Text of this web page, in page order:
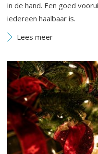
in de hand. Een goed
iedereen haalbaar is.
Lees meer